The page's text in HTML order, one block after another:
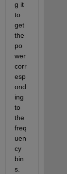
g it
to
get
the
po
wer
corr
esp
ond
ing
to
the
freq
uen
cy
bin
s.